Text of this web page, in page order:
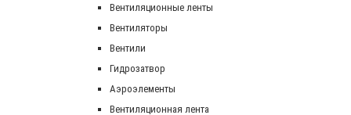
Вентиляционные ленты
Вентиляторы
Вентили
Гидрозатвор
Аэроэлементы
Вентиляционная лента